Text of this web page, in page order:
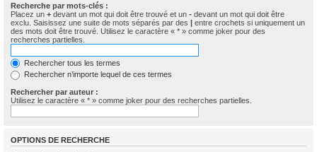
Recherche par mots-clés :
Placez un + devant un mot qui doit être trouvé et un - devant un mot qui doit être
exclu. Saisissez une suite de mots séparés par des | entre crochets si uniquement un
des mots doit être trouvé. Utilisez le caractère « * » comme joker pour des
recherches partielles.
Rechercher tous les termes
Rechercher n’importe lequel de ces termes
Rechercher par auteur :
Utilisez le caractère « * » comme joker pour des recherches partielles.
OPTIONS DE RECHERCHE